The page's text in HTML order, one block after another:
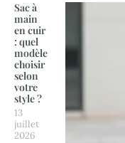
Sac à
main
en cuir
: quel
modèle
choisir
selon
votre
style ?
13
juillet
2026